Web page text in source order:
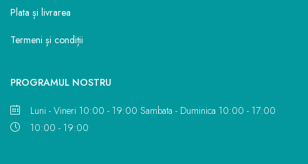
Plata și livrarea
Termeni și condiții
PROGRAMUL NOSTRU
Luni - Vineri 10:00 - 19:00 Sambata - Duminica 10:00 - 17:00
10:00 - 19:00